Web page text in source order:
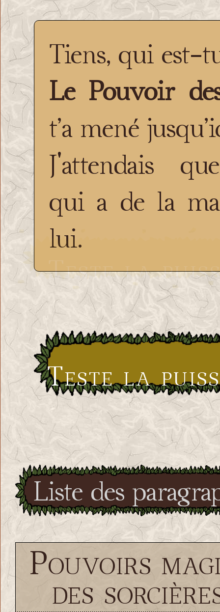
Tiens, qui est-
Le Pouvoir
t’a mené
J'attendais
qui a de la
lui.
Teste la
Teste la
Liste des
Pouvoirs
des